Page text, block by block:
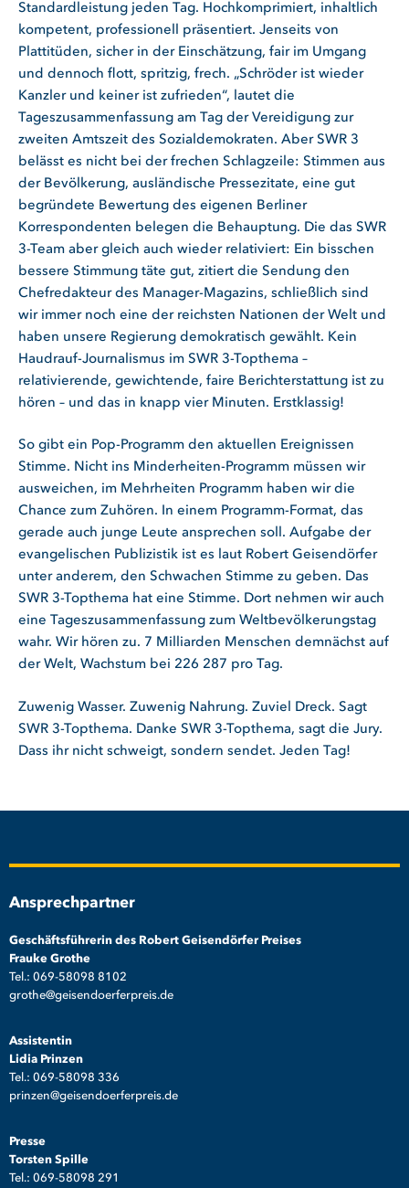
Standardleistung jeden Tag. Hochkomprimiert, inhaltlich
kompetent, professionell präsentiert. Jenseits von
Plattitüden, sicher in der Einschätzung, fair im Umgang
und dennoch flott, spritzig, frech. „Schröder ist wieder
Kanzler und keiner ist zufrieden“, lautet die
Tageszusammenfassung am Tag der Vereidigung zur
zweiten Amtszeit des Sozialdemokraten. Aber SWR 3
belässt es nicht bei der frechen Schlagzeile: Stimmen aus
der Bevölkerung, ausländische Pressezitate, eine gut
begründete Bewertung des eigenen Berliner
Korrespondenten belegen die Behauptung. Die das SWR
3-Team aber gleich auch wieder relativiert: Ein bisschen
bessere Stimmung täte gut, zitiert die Sendung den
Chefredakteur des Manager-Magazins, schließlich sind
wir immer noch eine der reichsten Nationen der Welt und
haben unsere Regierung demokratisch gewählt. Kein
Haudrauf-Journalismus im SWR 3-Topthema –
relativierende, gewichtende, faire Berichterstattung ist zu
hören – und das in knapp vier Minuten. Erstklassig!
So gibt ein Pop-Programm den aktuellen Ereignissen
Stimme. Nicht ins Minderheiten-Programm müssen wir
ausweichen, im Mehrheiten Programm haben wir die
Chance zum Zuhören. In einem Programm-Format, das
gerade auch junge Leute ansprechen soll. Aufgabe der
evangelischen Publizistik ist es laut Robert Geisendörfer
unter anderem, den Schwachen Stimme zu geben. Das
SWR 3-Topthema hat eine Stimme. Dort nehmen wir auch
eine Tageszusammenfassung zum Weltbevölkerungstag
wahr. Wir hören zu. 7 Milliarden Menschen demnächst auf
der Welt, Wachstum bei 226 287 pro Tag.
Zuwenig Wasser. Zuwenig Nahrung. Zuviel Dreck. Sagt
SWR 3-Topthema. Danke SWR 3-Topthema, sagt die Jury.
Dass ihr nicht schweigt, sondern sendet. Jeden Tag!
Ansprechpartner
Geschäftsführerin des Robert Geisendörfer Preises
Frauke Grothe
Tel.: 069-58098 8102
grothe@geisendoerferpreis.de
Assistentin
Lidia Prinzen
Tel.: 069-58098 336
prinzen@geisendoerferpreis.de
Presse
Torsten Spille
Tel.: 069-58098 291